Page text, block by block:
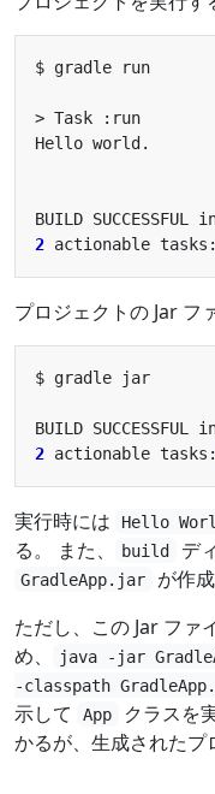
2 actionable
プロジェクトの Jar フ
2 actionable
実行時には Hello
る。 また、
build デ
GradleApp.jar
が作
ただし、この Jar ファ
め、
java -jar
-classpath
示して
App
クラスを
かるが、生成されたプ